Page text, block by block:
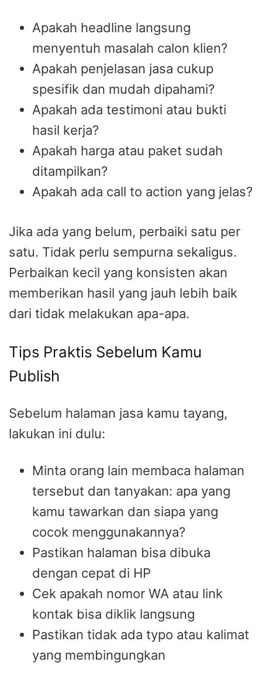
Apakah headline langsung
menyentuh masalah calon klien?
Apakah penjelasan jasa cukup
spesifik dan mudah dipahami?
Apakah ada testimoni atau bukti
hasil kerja?
Apakah harga atau paket sudah
ditampilkan?
Apakah ada call to action yang jelas?
Jika ada yang belum, perbaiki satu per
satu. Tidak perlu sempurna sekaligus.
Perbaikan kecil yang konsisten akan
memberikan hasil yang jauh lebih baik
dari tidak melakukan apa-apa.
Tips Praktis Sebelum Kamu
Publish
Sebelum halaman jasa kamu tayang,
lakukan ini dulu:
Minta orang lain membaca halaman
tersebut dan tanyakan: apa yang
kamu tawarkan dan siapa yang
cocok menggunakannya?
Pastikan halaman bisa dibuka
dengan cepat di HP
Cek apakah nomor WA atau link
kontak bisa diklik langsung
Pastikan tidak ada typo atau kalimat
yang membingungkan